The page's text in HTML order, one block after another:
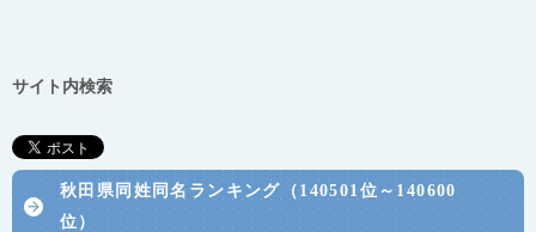
サイト内検索
秋田県同姓同名ランキング（140501位～140600
位）